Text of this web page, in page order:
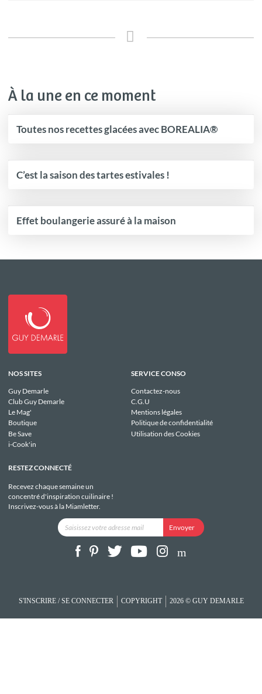
À la une en ce moment
Toutes nos recettes glacées avec BOREALIA®
C’est la saison des tartes estivales !
Effet boulangerie assuré à la maison
NOS SITES
Guy Demarle
Club Guy Demarle
Le Mag'
Boutique
Be Save
i-Cook'in
SERVICE CONSO
Contactez-nous
C.G.U
Mentions légales
Politique de confidentialité
Utilisation des Cookies
RESTEZ CONNECTÉ
Recevez chaque semaine un
concentré d'inspiration cuilinaire !
Inscrivez-vous à la Miamletter.
S'INSCRIRE / SE CONNECTER COPYRIGHT 2026 © GUY DEMARLE